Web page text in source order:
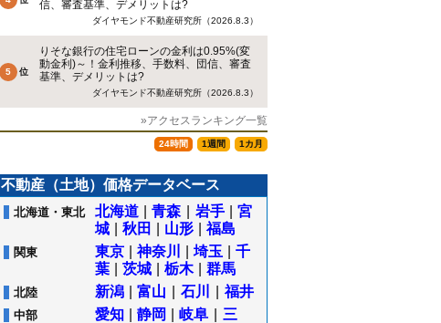
信、審査基準、デメリットは?
ダイヤモンド不動産研究所（2026.8.3）
りそな銀行の住宅ローンの金利は0.95%(変
動金利)～！金利推移、手数料、団信、審査
基準、デメリットは?
ダイヤモンド不動産研究所（2026.8.3）
»アクセスランキング一覧
24時間 1週間 1カ月
不動産（土地）価格データベース
北海道・東北 北海道 青森 岩手
宮
城
秋田 山形 福島
関東 東京 神奈川 埼玉
千
葉
茨城 栃木 群馬
北陸 新潟 富山 石川 福井
中部 愛知 静岡 岐阜
三